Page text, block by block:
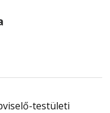
testületi